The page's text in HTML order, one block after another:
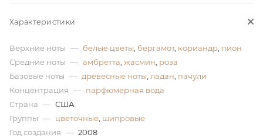
Характеристики
Верхние ноты — белые цветы бергамот, кориандр пион
Средние ноты — амбретта жасмин роза
Базовые ноты — древесные ноты ладан пачули
Концентрация — парфюмерная вода
Страна — США
Группы — цветочные шипровые
Год создания — 2008